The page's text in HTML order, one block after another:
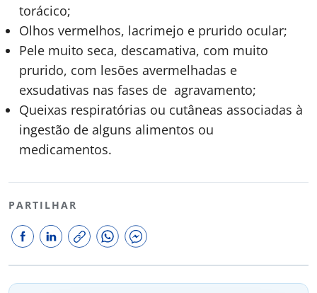
torácico;
Olhos vermelhos, lacrimejo e prurido ocular;
Pele muito seca, descamativa, com muito
prurido, com lesões avermelhadas e
exsudativas nas fases de agravamento;
Queixas respiratórias ou cutâneas associadas à
ingestão de alguns alimentos ou
medicamentos.
PARTILHAR